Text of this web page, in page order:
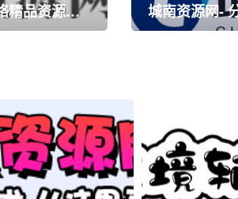
小楠资源网-专注免费精品分享网络精品资源网 免费软件 活动线报 网站源码 QQ技术 小刀娱乐网 善恶资源网 城南资源网-